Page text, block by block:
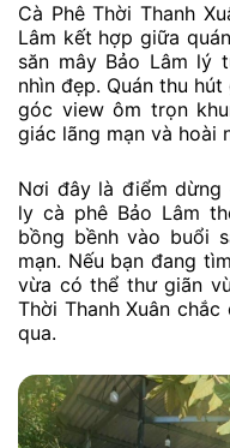
Cà Phê Thời Thanh
Lâm kết hợp giữa
săn mây Bảo Lâm lý
nhìn đẹp. Quán thu
góc view ôm trọn
giác lãng mạn và hoài
Nơi đây là điểm dừng
ly cà phê Bảo Lâm
bồng bềnh vào buổi
mạn. Nếu bạn đang
vừa có thể thư giãn
Thời Thanh Xuân
qua.